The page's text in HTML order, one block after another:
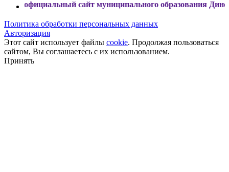
сайт муниципального образования Динской район
Политика обработки персональных данных
Авторизация
Этот сайт использует файлы cookie. Продолжая пользоваться
сайтом, Вы соглашаетесь с их использованием.
Принять